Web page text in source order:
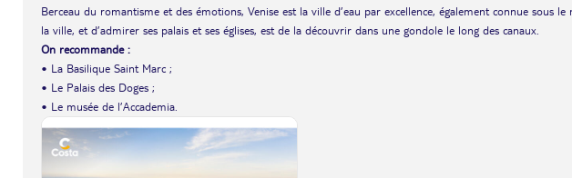
Berceau du romantisme et des émotions, Venise est la ville d’eau par excellence, également connue sous
la ville, et d’admirer ses palais et ses églises, est de la découvrir dans une gondole le long des canaux.
On recommande :
• La Basilique Saint Marc ;
• Le Palais des Doges ;
• Le musée de l’Accademia.